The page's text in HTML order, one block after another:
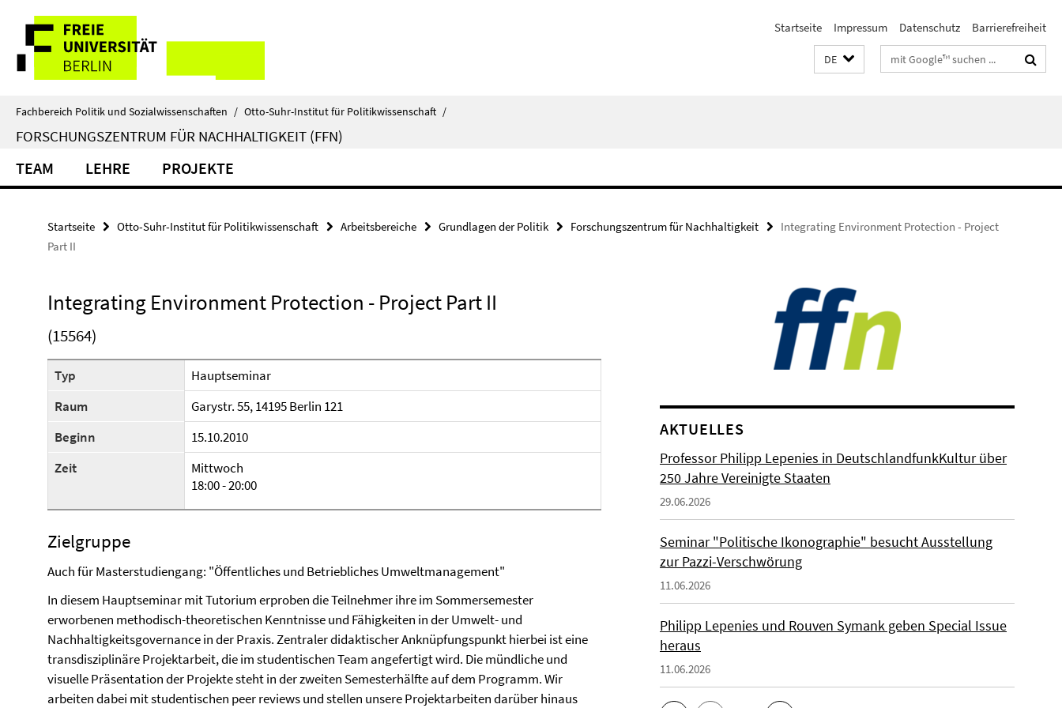
direkt
Inhalt
Service-
Navigation
Startseite Impressum Datenschutz Barrierefreiheit
DE Suchbegriffe
Fachbereich Politik und Sozialwissenschaften / Otto-Suhr-Institut für Politikwissenschaft /
FORSCHUNGSZENTRUM FÜR NACHHALTIGKEIT (FFN)
TEAM LEHRE PROJEKTE
Startseite Otto-Suhr-Institut für Politikwissenschaft Arbeitsbereiche Grundlagen der Politik Forschungszentrum für Nachhaltigkeit
Integrating Environment Protection - Project
Part II
Integrating Environment Protection - Project Part II
(15564)
Typ
Hauptseminar
Raum
Garystr. 55, 14195 Berlin 121
Beginn
15.10.2010
Zeit
Mittwoch
18:00 - 20:00
Zielgruppe
Auch für Masterstudiengang: "Öffentliches und Betriebliches Umweltmanagement"
In diesem Hauptseminar mit Tutorium erproben die Teilnehmer ihre im Sommersemester
erworbenen methodisch-theoretischen Kenntnisse und Fähigkeiten in der Umwelt- und
Nachhaltigkeitsgovernance in der Praxis. Zentraler didaktischer Anknüpfungspunkt hierbei ist eine
transdisziplinäre Projektarbeit, die im studentischen Team angefertigt wird. Die mündliche und
visuelle Präsentation der Projekte steht in der zweiten Semesterhälfte auf dem Programm. Wir
arbeiten dabei mit studentischen peer reviews und stellen unsere Projektarbeiten darüber hinaus
AKTUELLES
Professor Philipp Lepenies in DeutschlandfunkKultur über
250 Jahre Vereinigte Staaten
29.06.2026
Seminar "Politische Ikonographie" besucht Ausstellung
zur Pazzi-Verschwörung
11.06.2026
Philipp Lepenies und Rouven Symank geben Special Issue
heraus
11.06.2026